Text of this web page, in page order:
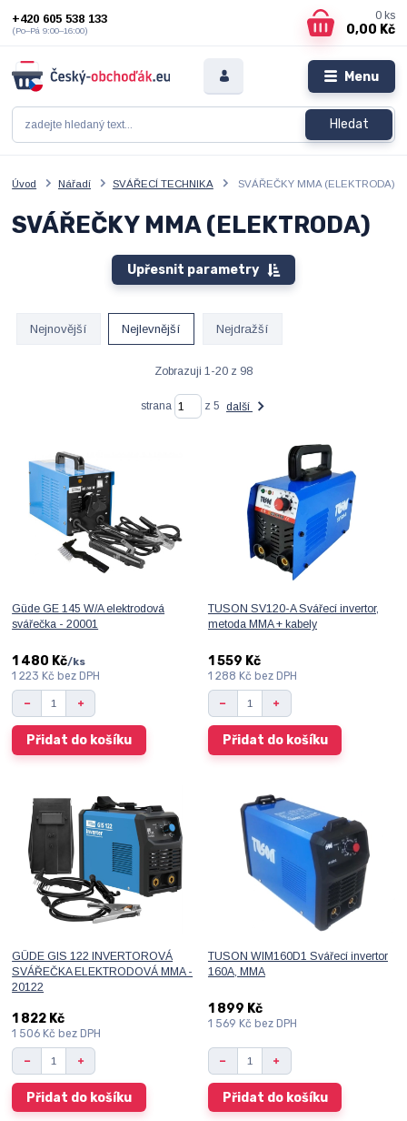
Menu
Hledat
+420 605 538 133
(Po–Pá 9:00–16:00)
0 ks
0,00 Kč
Úvod Nářadí SVÁŘECÍ TECHNIKA SVÁŘEČKY MMA (ELEKTRODA)
SVÁŘEČKY MMA (ELEKTRODA)
Upřesnit parametry
Nejnovější Nejlevnější Nejdražší
Zobrazuji 1-20 z 98
strana z 5 další
Güde GE 145 W/A elektrodová
svářečka - 20001
1 480 Kč/ks
1 223 Kč bez DPH
Přidat do košíku
TUSON SV120-A Svářecí invertor,
metoda MMA + kabely
1 559 Kč
1 288 Kč bez DPH
Přidat do košíku
GÜDE GIS 122 INVERTOROVÁ
SVÁŘEČKA ELEKTRODOVÁ MMA -
20122
1 822 Kč
1 506 Kč bez DPH
Přidat do košíku
TUSON WIM160D1 Svářecí invertor
160A, MMA
1 899 Kč
1 569 Kč bez DPH
Přidat do košíku